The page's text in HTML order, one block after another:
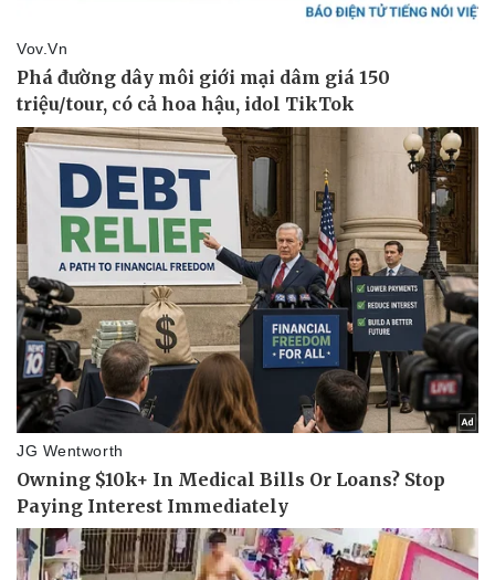
Pháp luật
Vụ án
Tin nóng
Tư vấn luật
Quân sự - Quốc phòng
Vũ khí
Việt Nam
Phân tích